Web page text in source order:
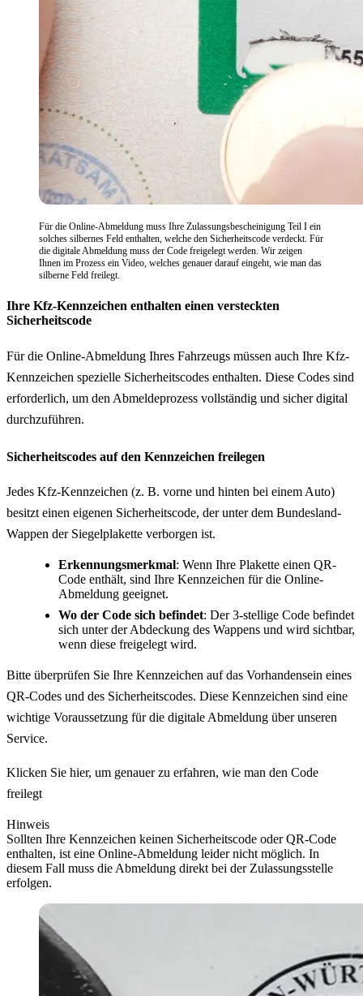
Für die Online-Abmeldung muss Ihre Zulassungsbescheinigung Teil I ein
solches silbernes Feld enthalten, welche den Sicherheitscode verdeckt. Für
die digitale Abmeldung muss der Code freigelegt werden. Wir zeigen
Ihnen im Prozess ein Video, welches genauer darauf eingeht, wie man das
silberne Feld freilegt.
Ihre Kfz-Kennzeichen enthalten einen versteckten
Sicherheitscode
Für die Online-Abmeldung Ihres Fahrzeugs müssen auch Ihre Kfz-
Kennzeichen spezielle Sicherheitscodes enthalten. Diese Codes sind
erforderlich, um den Abmeldeprozess vollständig und sicher digital
durchzuführen.
Sicherheitscodes auf den Kennzeichen freilegen
Jedes Kfz-Kennzeichen (z. B. vorne und hinten bei einem Auto)
besitzt einen eigenen Sicherheitscode, der unter dem Bundesland-
Wappen der Siegelplakette verborgen ist.
Erkennungsmerkmal: Wenn Ihre Plakette einen QR-
Code enthält, sind Ihre Kennzeichen für die Online-
Abmeldung geeignet.
Wo der Code sich befindet: Der 3-stellige Code befindet
sich unter der Abdeckung des Wappens und wird sichtbar,
wenn diese freigelegt wird.
Bitte überprüfen Sie Ihre Kennzeichen auf das Vorhandensein eines
QR-Codes und des Sicherheitscodes. Diese Kennzeichen sind eine
wichtige Voraussetzung für die digitale Abmeldung über unseren
Service.
Klicken Sie hier, um genauer zu erfahren, wie man den Code
freilegt
Hinweis
Sollten Ihre Kennzeichen keinen Sicherheitscode oder QR-Code
enthalten, ist eine Online-Abmeldung leider nicht möglich. In
diesem Fall muss die Abmeldung direkt bei der Zulassungsstelle
erfolgen.